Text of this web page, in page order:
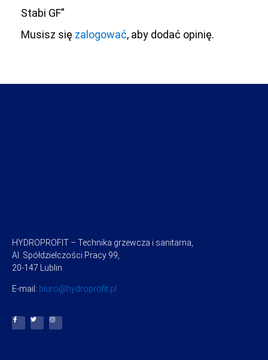
Stabi GF”
Musisz się zalogować, aby dodać opinię.
HYDROPROFIT – Technika grzewcza i sanitarna,
Al. Spółdzielczości Pracy 99,
20-147 Lublin
E-mail: biuro@hydroprofit.pl